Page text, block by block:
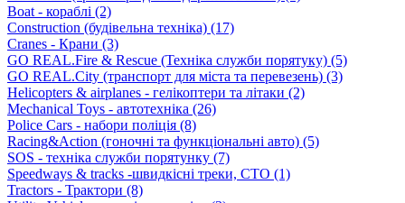
Boat - кораблі (2)
Construction (будівельна техніка) (17)
Cranes - Крани (3)
GO REAL.Fire & Rescue (Техніка служби порятуку) (5)
GO REAL.City (транспорт для міста та перевезень) (3)
Helicopters & airplanes - гелікоптери та літаки (2)
Mechanical Toys - автотехніка (26)
Police Cars - набори поліція (8)
Racing&Action (гоночні та функціональні авто) (5)
SOS - техніка служби порятунку (7)
Speedways & tracks -швидкісні треки, СТО (1)
Tractors - Трактори (8)